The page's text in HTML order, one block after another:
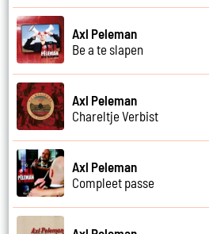
Axl Peleman
Be a te slapen
Axl Peleman
Chareltje Verbist
Axl Peleman
Compleet passe